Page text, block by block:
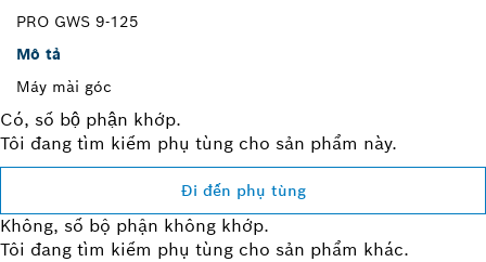
PRO GWS 9-125
Mô tả
Máy mài góc
Có, số bộ phận khớp.
Tôi đang tìm kiếm phụ tùng cho sản phẩm này.
Đi đến phụ tùng
Không, số bộ phận không khớp.
Tôi đang tìm kiếm phụ tùng cho sản phẩm khác.